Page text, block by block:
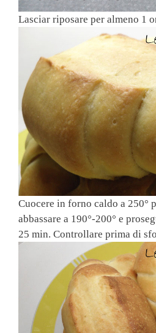
Lasciar riposare per almeno 1
Cuocere in forno caldo a 250°
abbassare a 190°-200° e
25 min. Controllare prima di